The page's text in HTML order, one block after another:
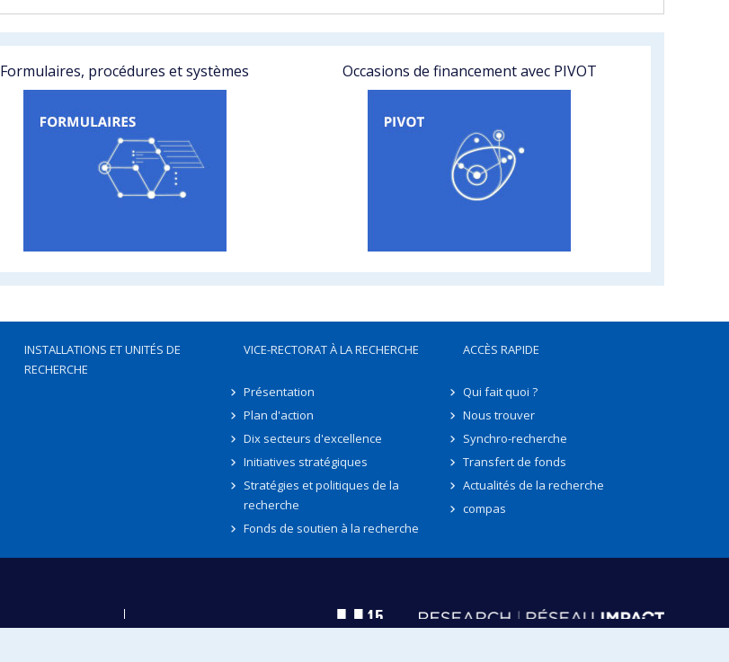
Formulaires, procédures et systèmes Occasions de financement avec PIVOT
INSTALLATIONS ET UNITÉS DE
RECHERCHE
VICE-RECTORAT À LA RECHERCHE
Présentation
Plan d'action
Dix secteurs d'excellence
Initiatives stratégiques
Stratégies et politiques de la
recherche
Fonds de soutien à la recherche
ACCÈS RAPIDE
Qui fait quoi ?
Nous trouver
Synchro-recherche
Transfert de fonds
Actualités de la recherche
compas